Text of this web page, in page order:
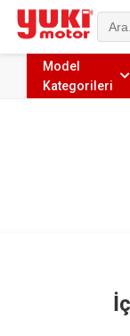
Model
Kategorileri